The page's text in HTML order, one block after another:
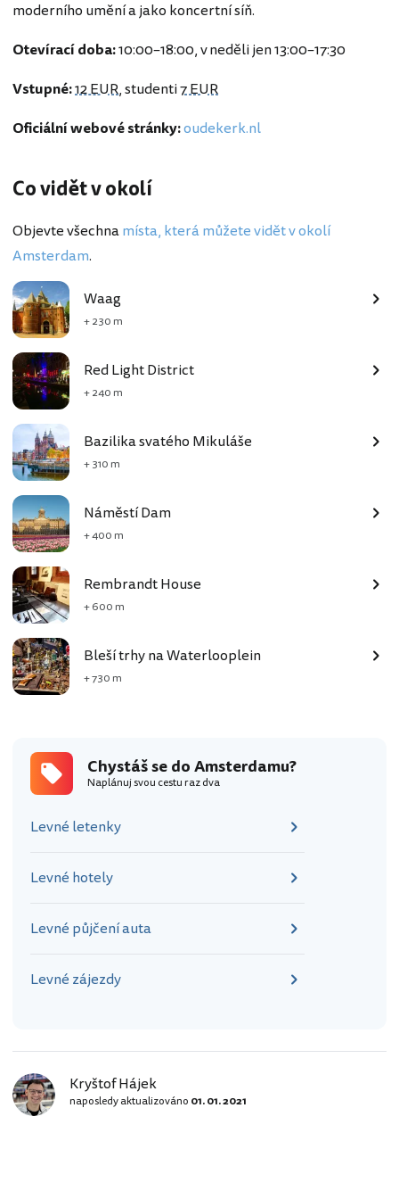
moderního umění a jako koncertní síň.
Otevírací doba:10:00–18:00, v neděli jen 13:00–17:30
Vstupné:12 EUR, studenti7 EUR
Oficiální webové stránky:oudekerk.nl
Co vidět v okolí
Objevte všechnamísta, která můžete vidět v okolí
Amsterdam.
Waag
+ 230 m
Red Light District
+ 240 m
Bazilika svatého Mikuláše
+ 310 m
Náměstí Dam
+ 400 m
Rembrandt House
+ 600 m
Bleší trhy na Waterlooplein
+ 730 m
Chystáš se do Amsterdamu?
Naplánuj svou cestu raz dva
Levné letenky
Levné hotely
Levné půjčení auta
Levné zájezdy
Kryštof Hájek
naposledy aktualizováno 01. 01. 2021